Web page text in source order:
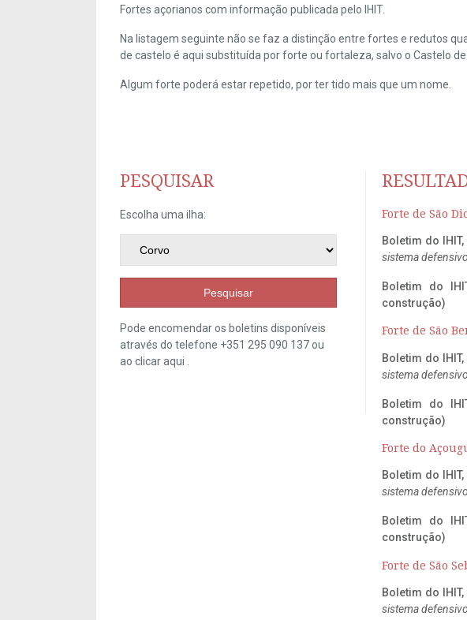
Fortes açorianos com informação publicada pelo IHIT.
Na listagem seguinte não se faz a distinção entre fortes e redutos
de castelo é aqui substituída por forte ou fortaleza, salvo o Castelo de
Algum forte poderá estar repetido, por ter tido mais que um nome.
PESQUISAR
Escolha uma ilha:
Pesquisar
Pode encomendar os boletins disponíveis
através do telefone +351 295 090 137 ou
ao clicaraqui
Forte de São
Boletim do IHIT,
sistema
Boletim do
construção)
Forte de São
Boletim do IHIT,
sistema
Boletim do
construção)
Forte do
Boletim do IHIT,
sistema
Boletim do
construção)
Forte de São
Boletim do IHIT,
sistema